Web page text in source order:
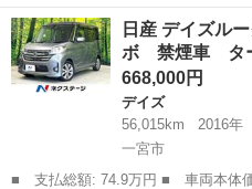
ー名： 日産 ■ 車種名： デイズ
ター Ｘ 禁煙車 純正９型ナビ 全
コ インテ...
愛知 一宮市 デイズ
日産 デイズル
ボ 禁煙車 タ
668,000円
デイズ
56,015km
2016年
一宮市
■ 支払総額: 74.9万円 ■ 車両本体価格： 668,000 円 ■ メーカー